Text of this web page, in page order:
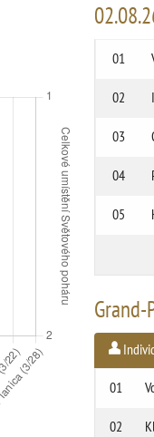
01
02
03
04
05
Grand-
01
02